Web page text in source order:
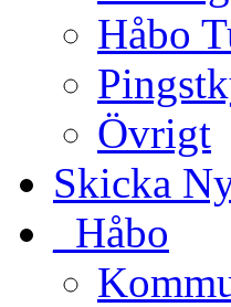
Håbo
Övrigt
Skicka
_Håbo